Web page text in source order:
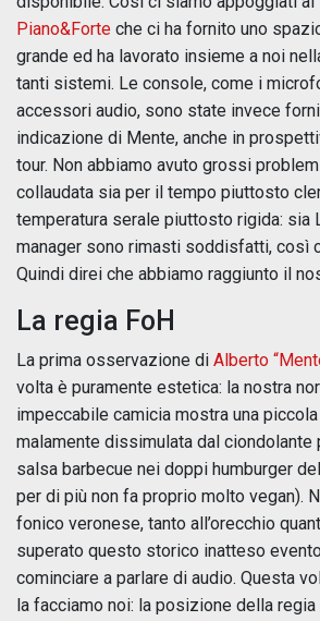
Piano&Forte che ci ha fornito uno
grande ed ha lavorato insieme a noi
tanti sistemi. Le console, come i
accessori audio, sono state invece
indicazione di Mente, anche in
tour. Non abbiamo avuto grossi
collaudata sia per il tempo piuttosto
temperatura serale piuttosto rigida: sia
manager sono rimasti soddisfatti, così
Quindi direi che abbiamo raggiunto il
La regia FoH
La prima osservazione di Alberto
volta è puramente estetica: la nostra
impeccabile camicia mostra una
malamente dissimulata dal ciondolante
salsa barbecue nei doppi humburger
per di più non fa proprio molto vegan).
fonico veronese, tanto all’orecchio
superato questo storico inatteso
cominciare a parlare di audio. Questa
la facciamo noi: la posizione della